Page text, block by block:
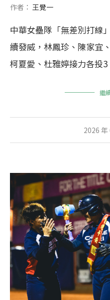
作者： 王覺一
中華女壘隊「無差別打線
續發威，林鳳珍、陳家宜
柯夏愛、杜雅婷接力各投
繼
2026 年